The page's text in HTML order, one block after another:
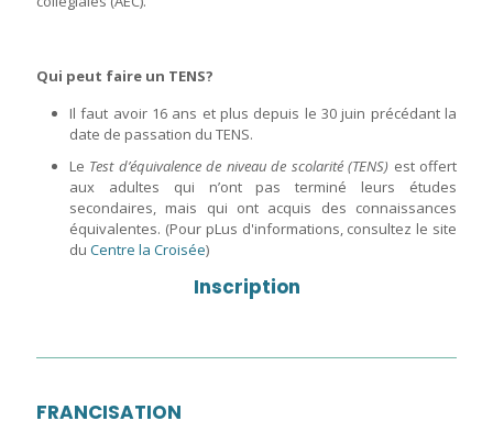
Qui peut faire un TENS?
Il faut avoir 16 ans et plus depuis le 30 juin précédant la
date de passation du TENS.
Le Test d’équivalence de niveau de scolarité (TENS) est offert
aux adultes qui n’ont pas terminé leurs études
secondaires, mais qui ont acquis des connaissances
équivalentes. (Pour pLus d'informations, consultez le site
du Centre la Croisée)
Inscription
FRANCISATION